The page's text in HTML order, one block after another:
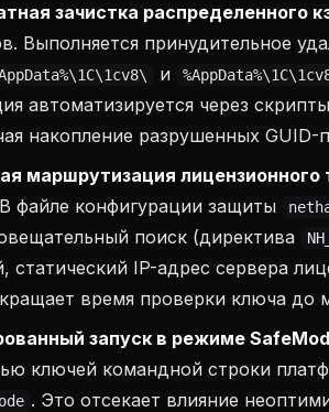
зачистка распределенного
Выполняется принудительное
и
автоматизируется через
накопление разрушенных GUID-
маршрутизация лицензионного
файле конфигурации защиты
поиск (директива
статический IP-адрес сервера
время проверки ключа до
запуск в режиме
ключей командной строки
. Это отсекает влияние